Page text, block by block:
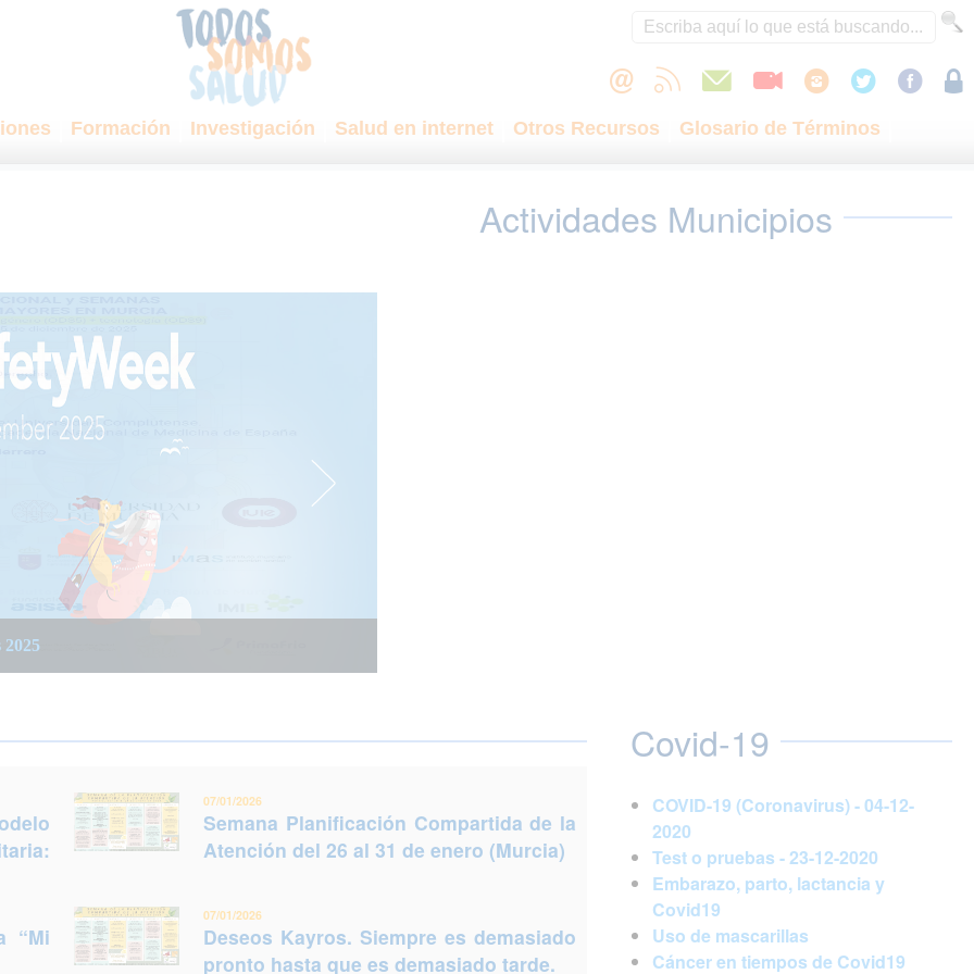
Formación Investigación Salud en internet Otros Recursos
Glosario de Términos
integrada social y sanitaria: Trabajar juntos
del 26 al 31 de enero (Murcia)
2025
Actividades Municipios
07/01/2026
Semana Planificación Compartida de la
Atención del 26 al 31 de enero (Murcia)
“Mi
07/01/2026
Deseos Kayros. Siempre es demasiado
pronto hasta que es demasiado tarde.
Covid-19
COVID-19 (Coronavirus) - 04-12-
2020
Test o pruebas - 23-12-2020
Embarazo, parto, lactancia y
Covid19
Uso de mascarillas
Cáncer en tiempos de Covid19